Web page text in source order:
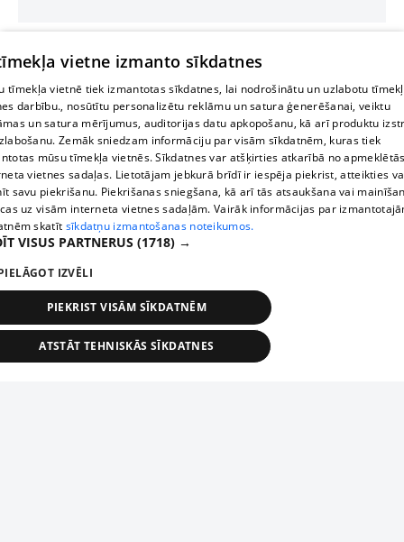
vietne izmanto sīkdatnes
tīmekļa vietnē tiek izmantotas sīkdatnes, lai nodrošinātu un uzlabotu
darbību., nosūtītu personalizētu reklāmu un satura ģenerēšanai, veiktu
un satura mērījumus, auditorijas datu apkopošanu, kā arī produktu
Zemāk sniedzam informāciju par visām sīkdatnēm, kuras tiek
mūsu tīmekļa vietnēs. Sīkdatnes var atšķirties atkarībā no
vietnes sadaļas. Lietotājam jebkurā brīdī ir iespēja piekrist, atteikties
savu piekrišanu. Piekrišanas sniegšana, kā arī tās atsaukšana vai
uz visām interneta vietnes sadaļām. Vairāk informācijas par
skatīt sīkdatņu izmantošanas noteikumos.
VISUS PARTNERUS (1718) →
IZVĒLI
PIEKRIST VISĀM SĪKDATNĒM
ATSTĀT TEHNISKĀS SĪKDATNES